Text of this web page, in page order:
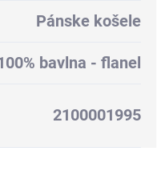
Pánske košele
bavlna - flanel
2100001995